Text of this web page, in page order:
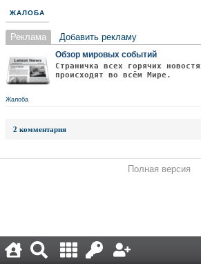
ЖАЛОБА
Реклама Добавить рекламу
Обзор мировых событий
Страничка всех горячих
происходят во всём Мире.
Жалоба
2 комментария
Полная версия